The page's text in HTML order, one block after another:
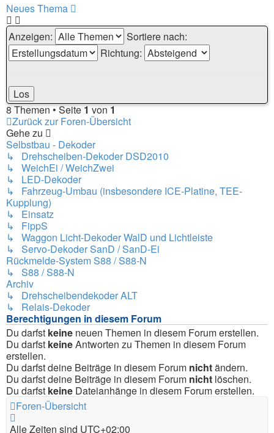
Neues Thema
Anzeigen:
Sortiere nach:
Richtung:
8 Themen • Seite1von1
Zurück zur Foren-Übersicht
Gehe zu
Selbstbau - Dekoder
↳ Drehscheiben-Dekoder DSD2010
↳ WeichEi / WeichZwei
↳ LED-Dekoder
↳ Fahrzeug-Umbau (insbesondere ICE-Platine, TEE-
Kupplung)
↳ Einsatz
↳ FippS
↳ Waggon Licht-Dekoder WalD und Lichtleiste
↳ Servo-Dekoder SanD / SanD-Ei
Rückmelde-System S88 / S88-N
↳ S88 / S88-N
Archiv
↳ Drehscheibendekoder ALT
↳ Relais-Dekoder
Berechtigungen in diesem Forum
Du darfst keine neuen Themen in diesem Forum erstellen.
Du darfst keineAntworten zu Themen in diesem Forum
erstellen.
Du darfst deine Beiträge in diesem Forum nichtändern.
Du darfst deine Beiträge in diesem Forum nicht löschen.
Du darfst keine Dateianhänge in diesem Forum erstellen.
Foren-Übersicht
Alle Zeiten sind UTC+02:00